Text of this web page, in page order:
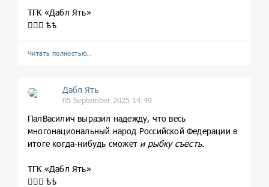
ТГК «Дабл Ять»
💁🏼‍♀️ ѣѣ
Читать полностью…
Дабл Ять
05 September 2025 14:49
ПалВасилич выразил надежду, что весь
многонациональный народ Российской Федерации в
итоге когда-нибудь сможет и рыбку съесть.
ТГК «Дабл Ять»
💁🏼‍♀️ ѣѣ